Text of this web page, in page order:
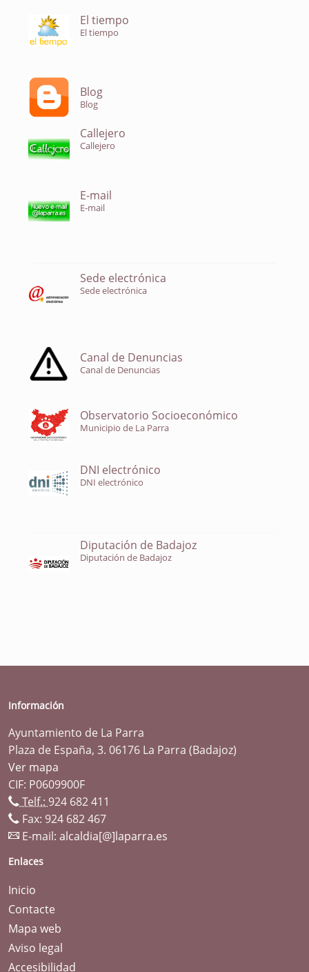
El tiempo
El tiempo
Blog
Blog
Callejero
Callejero
E-mail
E-mail
Sede electrónica
Sede electrónica
Canal de Denuncias
Canal de Denuncias
Observatorio Socioeconómico
Municipio de La Parra
DNI electrónico
DNI electrónico
Diputación de Badajoz
Diputación de Badajoz
Información
Ayuntamiento de La Parra
Plaza de España, 3. 06176 La Parra (Badajoz)
Ver mapa
CIF: P0609900F
Telf.: 924 682 411
Fax: 924 682 467
E-mail: alcaldia[@]laparra.es
Enlaces
Inicio
Contacte
Mapa web
Aviso legal
Accesibilidad